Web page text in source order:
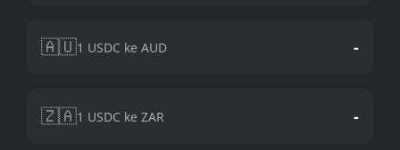
🇦🇺1 USDC ke AUD -
🇿🇦1 USDC ke ZAR -